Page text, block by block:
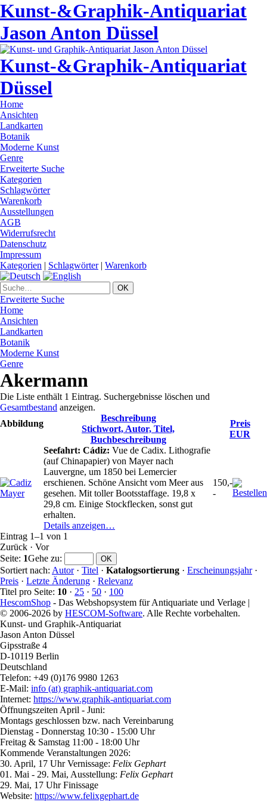
Kunst-&Graphik-Antiquariat
Jason Anton Düssel
Kunst-&Graphik-Antiquariat
Düssel
Home
Ansichten
Landkarten
Botanik
Moderne Kunst
Genre
Erweiterte Suche
Kategorien
Schlagwörter
Warenkorb
Ausstellungen
AGB
Widerrufsrecht
Datenschutz
Impressum
Kategorien | Schlagwörter| Warenkorb
Erweiterte Suche
Home
Ansichten
Landkarten
Botanik
Moderne Kunst
Genre
Akermann
Die Liste enthält 1 Eintrag. Suchergebnisse löschen und
Gesamtbestand anzeigen.
Abbildung
Beschreibung
Stichwort, Autor, Titel,
Buchbeschreibung
Preis
EUR
Seefahrt: Cádiz: Vue de Cadix. Lithografie
(auf Chinapapier) von Mayer nach
Lauvergne, um 1850 bei Lemercier
erschienen. Schöne Ansicht vom Meer aus
gesehen. Mit toller Bootsstaffage. 19,8 x
29,8 cm. Einige Stockflecken, sonst gut
erhalten.
Details anzeigen…
150,-
-
Eintrag 1–1 von 1
Zurück · Vor
Seite: 1Gehe zu:
Sortiert nach: Autor· Titel · Katalogsortierung · Erscheinungsjahr·
Preis · Letzte Änderung · Relevanz
Titel pro Seite: 10 · 25 · 50 · 100
HescomShop - Das Webshopsystem für Antiquariate und Verlage |
© 2006-2026 by HESCOM-Software. Alle Rechte vorbehalten.
Kunst- und Graphik-Antiquariat
Jason Anton Düssel
Gipsstraße 4
D-10119 Berlin
Deutschland
Telefon: +49 (0)176 9980 1263
E-Mail: info (at) graphik-antiquariat.com
Internet: https://www.graphik-antiquariat.com
Öffnungszeiten April - Juni:
Montags geschlossen bzw. nach Vereinbarung
Dienstag - Donnerstag 10:30 - 15:00 Uhr
Freitag & Samstag 11:00 - 18:00 Uhr
Kommende Veranstaltungen 2026:
30. April, 17 Uhr Vernissage: Felix Gephart
01. Mai - 29. Mai, Ausstellung: Felix Gephart
29. Mai, 17 Uhr Finissage
Website: https://www.felixgephart.de